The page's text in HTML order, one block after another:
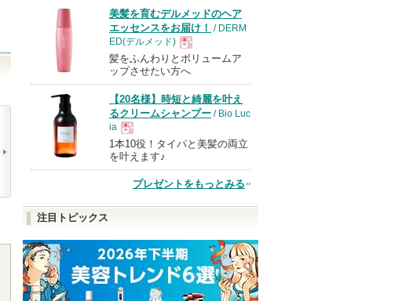
RMK デューイーメルト
リップカラー
ショッピン
グサイトへ
超細芯アイブロウ
ショッピン
セッティングパウダー プ
レスト N
グサイトへ
美髪を育むデルメッドのヘア
エッセンスをお届け！ / DERM
ED(デルメッド)
現
品
髪をふんわりとボリュームア
ップさせたい方へ
【20名様】時短と綺麗を叶え
るクリームシャンプー / Bio Luc
ia
現
1本10役！タイパと美髪の両立
を叶えます♪
プレゼントをもっとみる
注目トピックス